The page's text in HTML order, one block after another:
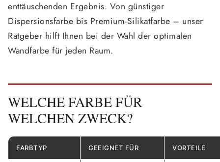
enttäuschenden Ergebnis. Von günstiger
Dispersionsfarbe bis Premium-Silikatfarbe – unser
Ratgeber hilft Ihnen bei der Wahl der optimalen
Wandfarbe für jeden Raum.
WELCHE FARBE FÜR
WELCHEN ZWECK?
FARBTYP GEEIGNET FÜR VORTEILE